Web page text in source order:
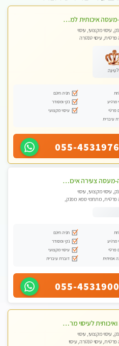
נתניה -מעסה איכותית למאסז מקצועי ומפנק לכל שרירי הגוף
עיסוי מקצועי, עיסוי
פרטית, עיסוי טנטרה
חניה חינם
מרגיע
נקי ומסודר
פרטי
עיסוי מקצועי
עיברית
055-4531976
בנתניה-מעסה צעירה איכותית וקלאסית מזמינה אותך לעיסוי נעים מפנק ומרגיע
עיסוי מקצועי, עיסוי
פרטית, מתחמי ספא מפנק,
חניה חינם
מרגיע
נקי ומסודר
פרטי
עיסוי מקצועי
אמיתית
דוברת עיברית
055-4531900
חדשה ואיכותית לעיסוי מרגיע ומפנק VIP-מומלץ לחלוטין! פרטי! ​​​​​​ Highly recommended
עיסוי מקצועי, עיסוי
עיסוי טנטרה, עיסוי